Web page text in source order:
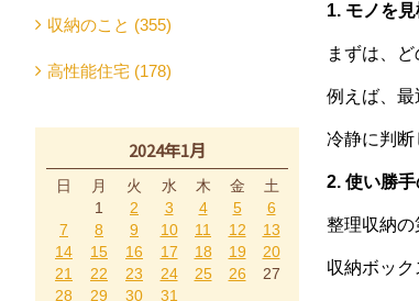
1. モノを
まずは、
例えば、
冷静に判断
2. 使い勝
整理収納の
収納ボッ
収納のこと (355)
高性能住宅 (178)
2024年1月
日 月 火 水 木 金
土
1
2 3 4 5
6
7
8 9 10 11 12
13
14
15 16 17 18 19
20
21
22 23 24 25 26
27
28
29 30 31